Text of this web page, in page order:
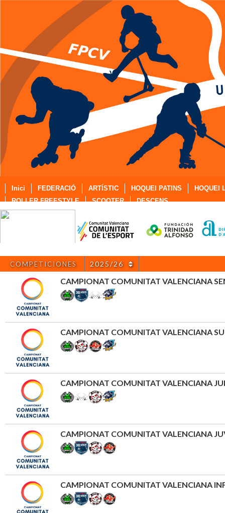
Inici FEDERACIÓ ARTÍSTIC HOQUEI PATINS
HOQUEI
ROLLER FREESTYLE
SCOOTER DESCENS
COMPETICIONES 2025/26
CAMPIONAT COMUNITAT VALENCIANA
CAMPIONAT COMUNITAT VALENCIANA
CAMPIONAT COMUNITAT VALENCIANA
CAMPIONAT COMUNITAT VALENCIANA
CAMPIONAT COMUNITAT VALENCIANA